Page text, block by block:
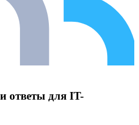
ответы для IT-